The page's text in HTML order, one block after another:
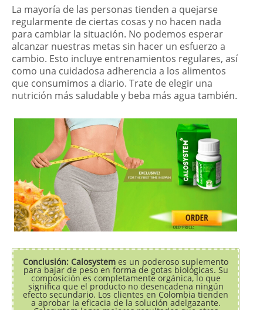
La mayoría de las personas tienden a quejarse
regularmente de ciertas cosas y no hacen nada
para cambiar la situación. No podemos esperar
alcanzar nuestras metas sin hacer un esfuerzo a
cambio. Esto incluye entrenamientos regulares, así
como una cuidadosa adherencia a los alimentos
que consumimos a diario. Trate de elegir una
nutrición más saludable y beba más agua también.
Conclusión: Calosystem es un poderoso suplemento
para bajar de peso en forma de gotas biológicas. Su
composición es completamente orgánica, lo que
significa que el producto no desencadena ningún
efecto secundario. Los clientes en Colombia tienden
a aprobar la eficacia de la solución adelgazante.